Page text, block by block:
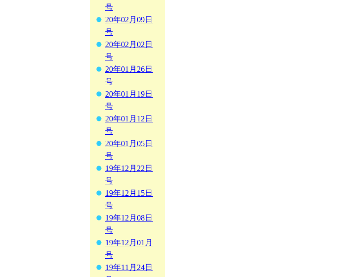
号
20年02月09日
号
20年02月02日
号
20年01月26日
号
20年01月19日
号
20年01月12日
号
20年01月05日
号
19年12月22日
号
19年12月15日
号
19年12月08日
号
19年12月01月
号
19年11月24日